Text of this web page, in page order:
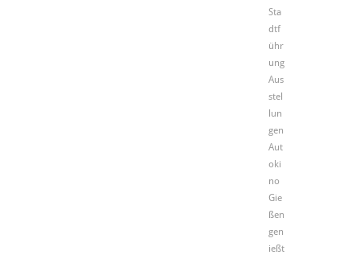
Sta
dtf
ühr
ung
Aus
stel
lun
gen
Aut
oki
no
Gie
ßen
gen
ießt